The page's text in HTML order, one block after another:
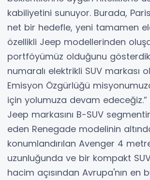
kabiliyetini sunuyor. Burada,
net bir hedefle, yeni tamamen
özellikli Jeep modellerinden
portföyümüz olduğunu
numaralı elektrikli SUV markası
Emisyon Özgürlüğü
için yolumuza devam edeceğiz.”
Jeep markasını B-SUV
eden Renegade modelinin
konumlandırılan Avenger 4
uzunluğunda ve bir kompakt
hacim açısından Avrupa'nın en